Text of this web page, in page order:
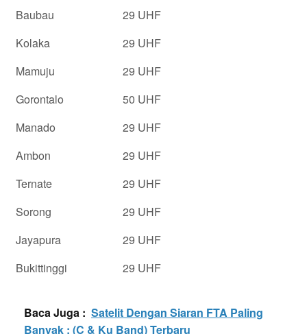
Baubau
29 UHF
Kolaka
29 UHF
Mamuju
29 UHF
Gorontalo
50 UHF
Manado
29 UHF
Ambon
29 UHF
Ternate
29 UHF
Sorong
29 UHF
Jayapura
29 UHF
Bukittinggi
29 UHF
Baca Juga : Satelit Dengan Siaran FTA Paling
Banyak : (C & Ku Band) Terbaru